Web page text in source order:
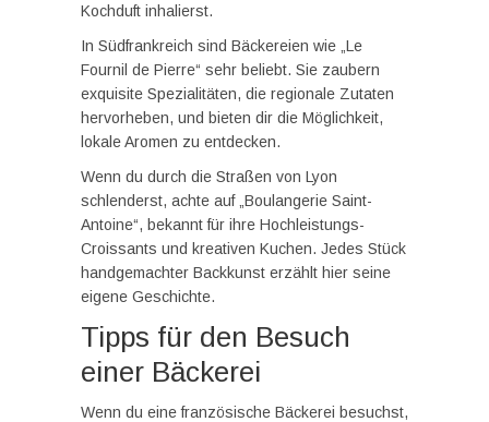
Kochduft inhalierst.
In Südfrankreich sind Bäckereien wie „Le
Fournil de Pierre“ sehr beliebt. Sie zaubern
exquisite Spezialitäten, die regionale Zutaten
hervorheben, und bieten dir die Möglichkeit,
lokale Aromen zu entdecken.
Wenn du durch die Straßen von Lyon
schlenderst, achte auf „Boulangerie Saint-
Antoine“, bekannt für ihre Hochleistungs-
Croissants und kreativen Kuchen. Jedes Stück
handgemachter Backkunst erzählt hier seine
eigene Geschichte.
Tipps für den Besuch
einer Bäckerei
Wenn du eine französische Bäckerei besuchst,